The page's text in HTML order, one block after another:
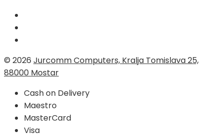
© 2026 Jurcomm Computers, Kralja Tomislava 25,
88000 Mostar
Cash on Delivery
Maestro
MasterCard
Visa